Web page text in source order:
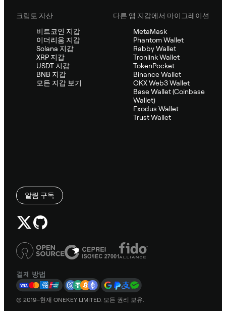
크립토 자산
비트코인 지갑
이더리움 지갑
Solana 지갑
XRP 지갑
USDT 지갑
BNB 지갑
모든 지갑 보기
다른 앱 지갑에서 마이그레이션
MetaMask
Phantom Wallet
Rabby Wallet
Tronlink Wallet
TokenPocket
Binance Wallet
OKX Web3 Wallet
Base Wallet (Coinbase
Wallet)
Exodus Wallet
Trust Wallet
알림 구독
결제 방법
© 2019–현재 ONEKEY LIMITED. 모든 권리 보유.